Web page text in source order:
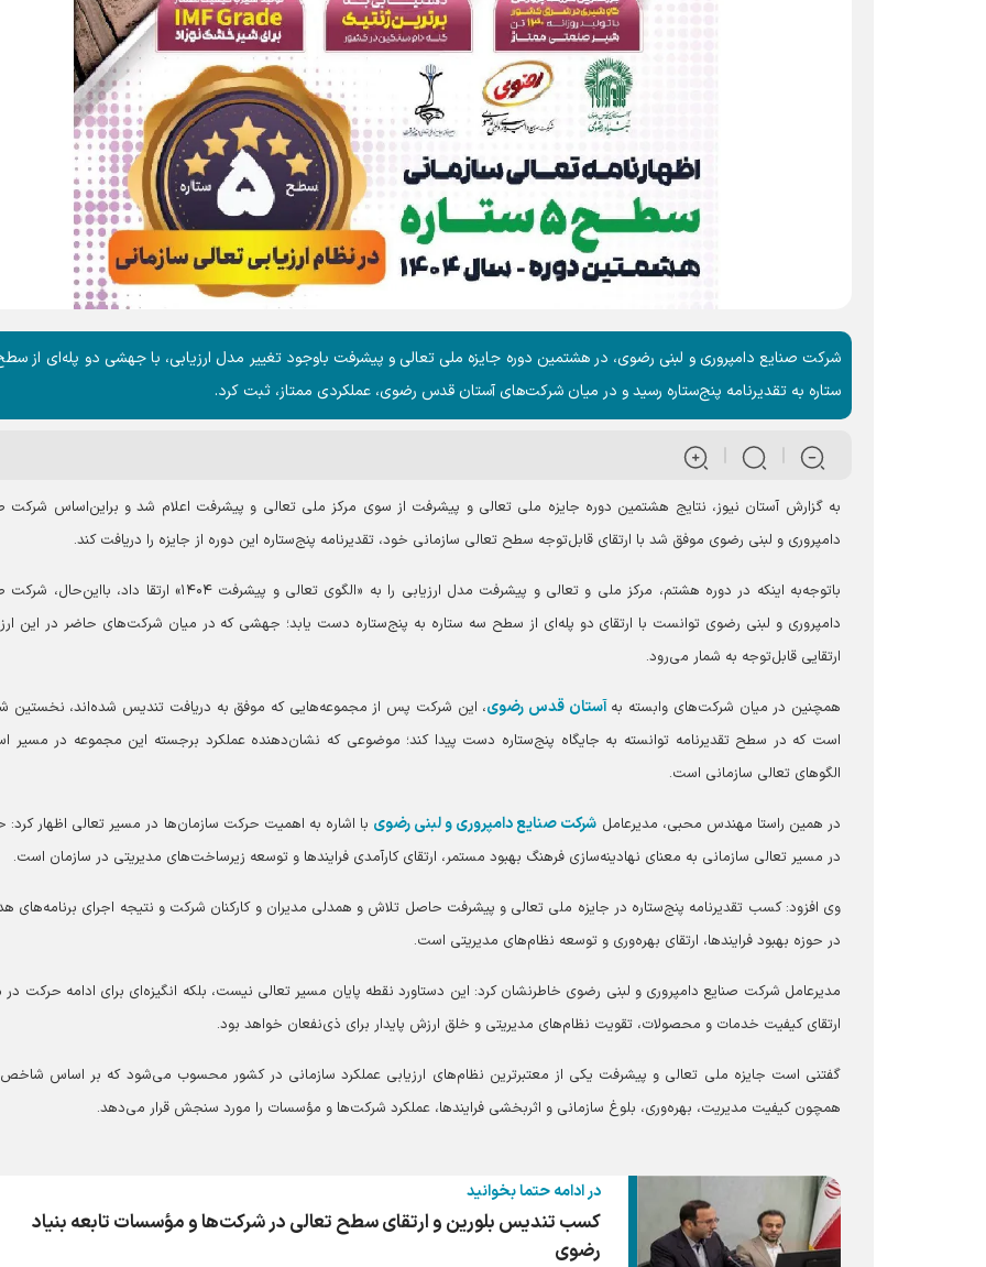
شرکت صنایع دامپروری و لبنی رضوی، در هشتمین دوره جایزه ملی تعالی و پیشرفت باوجود تغییر مدل ارزیابی، با جهشی دو پله‌ای از
ستاره به تقدیرنامه پنج‌ستاره رسید و در میان شرکت‌های آستان قدس رضوی، عملکردی ممتاز، ثبت کرد.
به گزارش آستان نیوز، نتایج هشتمین دوره جایزه ملی تعالی و پیشرفت از سوی مرکز ملی تعالی و پیشرفت اعلام شد و براین‌اساس شرکت
دامپروری و لبنی رضوی موفق شد با ارتقای قابل‌توجه سطح تعالی سازمانی خود، تقدیرنامه پنج‌ستاره این دوره از جایزه را دریافت کند.
باتوجه‌به اینکه در دوره هشتم، مرکز ملی و تعالی و پیشرفت مدل ارزیابی را به «الگوی تعالی و پیشرفت ۱۴۰۴» ارتقا داد،
دامپروری و لبنی رضوی توانست با ارتقای دو پله‌ای از سطح سه ستاره به پنج‌ستاره دست یابد؛ جهشی که در میان شرکت‌های حاضر در این
ارتقایی قابل‌توجه به شمار می‌رود.
همچنین در میان شرکت‌های وابسته به آستان قدس رضوی، این شرکت پس از مجموعه‌هایی که موفق به دریافت تندیس شده‌اند، نخستین
است که در سطح تقدیرنامه توانسته به جایگاه پنج‌ستاره دست پیدا کند؛ موضوعی که نشان‌دهنده عملکرد برجسته این مجموعه در مسیر
الگو‌های تعالی سازمانی است.
در همین راستا مهندس محبی، مدیرعامل شرکت صنایع دامپروری و لبنی رضوی با اشاره به اهمیت حرکت سازمان‌ها در مسیر تعالی اظهار
در مسیر تعالی سازمانی به معنای نهادینه‌سازی فرهنگ بهبود مستمر، ارتقای کارآمدی فرایند‌ها و توسعه زیرساخت‌های مدیریتی در سازمان است.
وی افزود: کسب تقدیرنامه پنج‌ستاره در جایزه ملی تعالی و پیشرفت حاصل تلاش و همدلی مدیران و کارکنان شرکت و نتیجه اجرای برنامه‌های
در حوزه بهبود فرایندها، ارتقای بهره‌وری و توسعه نظام‌های مدیریتی است.
مدیرعامل شرکت صنایع دامپروری و لبنی رضوی خاطرنشان کرد: این دستاورد نقطه پایان مسیر تعالی نیست، بلکه انگیزه‌ای برای ادامه حرکت در
ارتقای کیفیت خدمات و محصولات، تقویت نظام‌های مدیریتی و خلق ارزش پایدار برای ذی‌نفعان خواهد بود.
گفتنی است جایزه ملی تعالی و پیشرفت یکی از معتبرترین نظام‌های ارزیابی عملکرد سازمانی در کشور محسوب می‌شود که بر اساس
همچون کیفیت مدیریت، بهره‌وری، بلوغ سازمانی و اثربخشی فرایندها، عملکرد شرکت‌ها و مؤسسات را مورد سنجش قرار می‌دهد.
در ادامه حتما بخوانید
کسب تندیس بلورین و ارتقای سطح تعالی در شرکت‌ها و مؤسسات تابعه بنیاد
رضوی